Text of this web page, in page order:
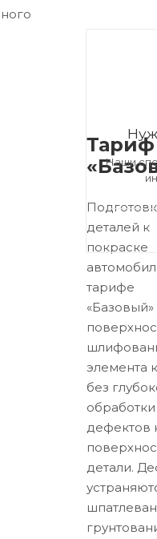
Тариф
деталей к
покраске
тарифе
«Базовый»
элемента
без
обработки
дефектов
детали.
Наши